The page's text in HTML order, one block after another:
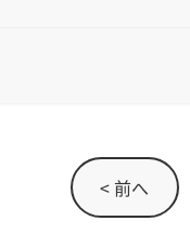
< 前へ